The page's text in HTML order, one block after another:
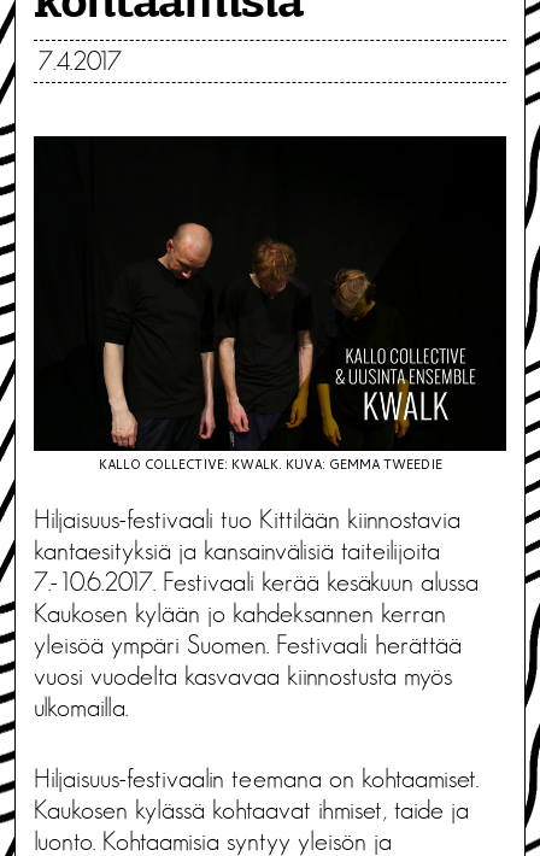
7.4.2017
KALLO COLLECTIVE: KWALK. KUVA: GEMMA TWEEDIE
Hiljaisuus-festivaali tuo Kittilään kiinnostavia
kantaesityksiä ja kansainvälisiä taiteilijoita
7.-10.6.2017. Festivaali kerää kesäkuun alussa
Kaukosen kylään jo kahdeksannen kerran
yleisöä ympäri Suomen. Festivaali herättää
vuosi vuodelta kasvavaa kiinnostusta myös
ulkomailla.
Hiljaisuus-festivaalin teemana on kohtaamiset.
Kaukosen kylässä kohtaavat ihmiset, taide ja
luonto. Kohtaamisia syntyy yleisön ja